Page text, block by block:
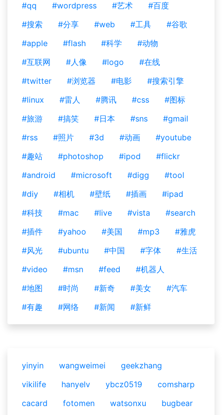
#qq
#wordpress #艺术
#百度
#搜索
#分享 #web #工具
#谷歌
#apple
#flash #科学
#动物
#互联网
#人像 #logo
#在线
#twitter
#浏览器 #电影
#搜索引擎
#linux
#雷人 #腾讯 #css
#图标
#旅游
#搞笑 #日本 #sns
#gmail
#rss
#照片 #3d #动画
#youtube
#趣站
#photoshop #ipod
#flickr
#android
#microsoft #digg
#tool
#diy
#相机 #壁纸 #插画
#ipad
#科技
#mac #live #vista
#search
#插件
#yahoo #美国 #mp3
#雅虎
#风光
#ubuntu #中国 #字体
#生活
#video
#msn #feed
#机器人
#地图
#时尚 #新奇 #美女
#汽车
#有趣
#网络 #新闻 #新鲜
yinyin wangweimei
geekzhang
vikilife
hanyelv ybcz0519
comsharp
cacard
fotomen watsonxu
bugbear